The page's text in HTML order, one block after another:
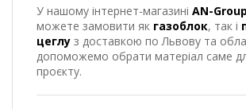
У нашому інтернет-магазині AN-
можете замовити як газоблок, так і
цеглу з доставкою по Львову та
допоможемо обрати матеріал саме
проєкту.